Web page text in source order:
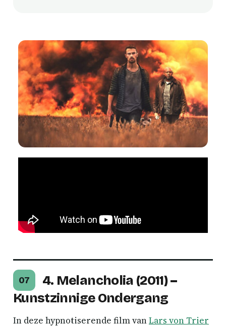
07
4. Melancholia (2011) –
Kunstzinnige Ondergang
In deze hypnotiserende film vanLars von Trier